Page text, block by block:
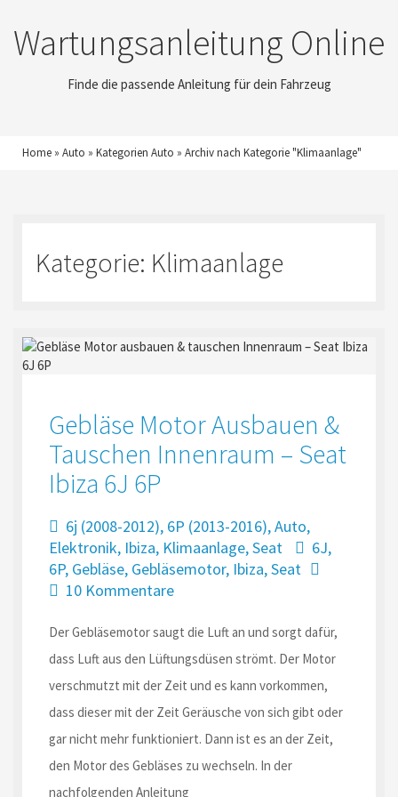
Wartungsanleitung Online
Finde die passende Anleitung für dein Fahrzeug
Home » Auto » Kategorien Auto » Archiv nach Kategorie "Klimaanlage"
Kategorie: Klimaanlage
Gebläse Motor Ausbauen &
Tauschen Innenraum – Seat
Ibiza 6J 6P
6j (2008-2012), 6P (2013-2016),Auto,
Elektronik, Ibiza, Klimaanlage,Seat 6J,
6P, Gebläse, Gebläsemotor, Ibiza,Seat
10 Kommentare
Der Gebläsemotor saugt die Luft an und sorgt dafür,
dass Luft aus den Lüftungsdüsen strömt. Der Motor
verschmutzt mit der Zeit und es kann vorkommen,
dass dieser mit der Zeit Geräusche von sich gibt oder
gar nicht mehr funktioniert. Dann ist es an der Zeit,
den Motor des Gebläses zu wechseln. In der
nachfolgenden Anleitung